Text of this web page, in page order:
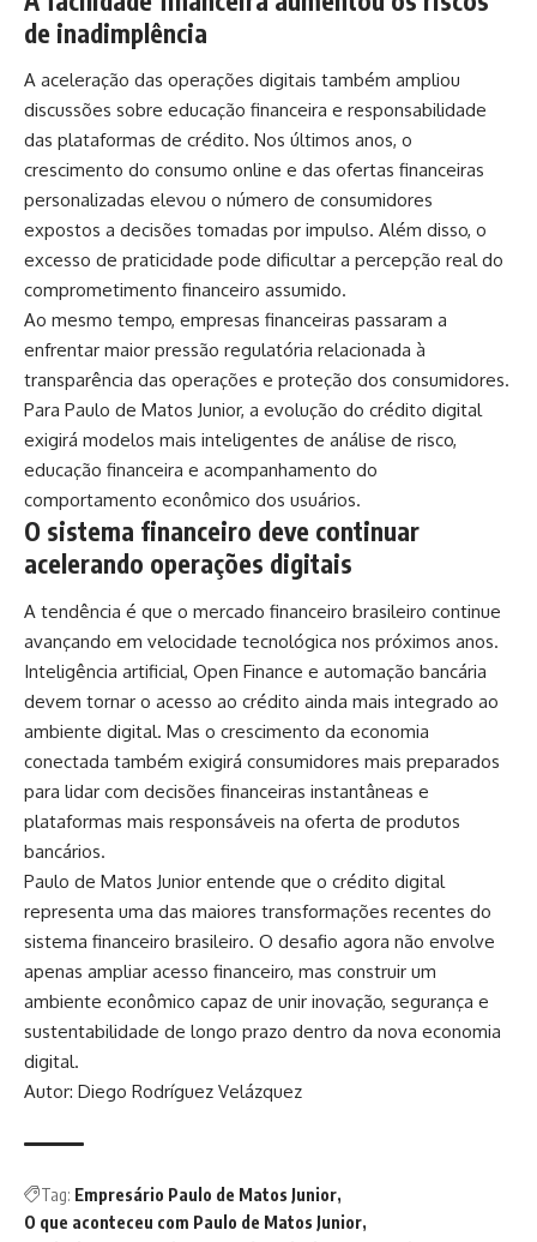
de inadimplência
A aceleração das operações digitais também ampliou
discussões sobre educação financeira e responsabilidade
das plataformas de crédito. Nos últimos anos, o
crescimento do consumo online e das ofertas financeiras
personalizadas elevou o número de consumidores
expostos a decisões tomadas por impulso. Além disso, o
excesso de praticidade pode dificultar a percepção real do
comprometimento financeiro assumido.
Ao mesmo tempo, empresas financeiras passaram a
enfrentar maior pressão regulatória relacionada à
transparência das operações e proteção dos consumidores.
Para Paulo de Matos Junior, a evolução do crédito digital
exigirá modelos mais inteligentes de análise de risco,
educação financeira e acompanhamento do
comportamento econômico dos usuários.
O sistema financeiro deve continuar
acelerando operações digitais
A tendência é que o mercado financeiro brasileiro continue
avançando em velocidade tecnológica nos próximos anos.
Inteligência artificial, Open Finance e automação bancária
devem tornar o acesso ao crédito ainda mais integrado ao
ambiente digital. Mas o crescimento da economia
conectada também exigirá consumidores mais preparados
para lidar com decisões financeiras instantâneas e
plataformas mais responsáveis na oferta de produtos
bancários.
Paulo de Matos Junior entende que o crédito digital
representa uma das maiores transformações recentes do
sistema financeiro brasileiro. O desafio agora não envolve
apenas ampliar acesso financeiro, mas construir um
ambiente econômico capaz de unir inovação, segurança e
sustentabilidade de longo prazo dentro da nova economia
digital.
Autor: Diego Rodríguez Velázquez
Tag: Empresário Paulo de Matos Junior
O que aconteceu com Paulo de Matos Junior